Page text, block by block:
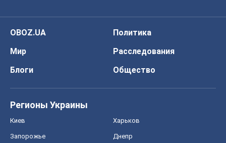
OBOZ.UA
Политика
Мир
Расследования
Блоги
Общество
Регионы Украины
Киев Харьков
Запорожье Днепр